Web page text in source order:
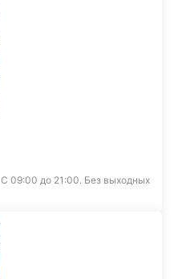
С 09:00 до 21:00. Без выходных